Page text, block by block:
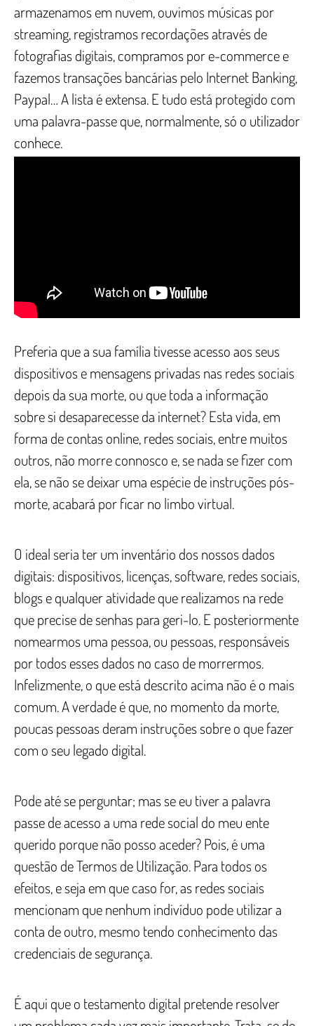
armazenamos em nuvem, ouvimos músicas por
streaming, registramos recordações através de
fotografias digitais, compramos por e-commerce e
fazemos transações bancárias pelo Internet Banking,
Paypal… A lista é extensa. E tudo está protegido com
uma palavra-passe que, normalmente, só o utilizador
conhece.
Preferia que a sua família tivesse acesso aos seus
dispositivos e mensagens privadas nas redes sociais
depois da sua morte, ou que toda a informação
sobre si desaparecesse da internet? Esta vida, em
forma de contas online, redes sociais, entre muitos
outros, não morre connosco e, se nada se fizer com
ela, se não se deixar uma espécie de instruções pós-
morte, acabará por ficar no limbo virtual.
O ideal seria ter um inventário dos nossos dados
digitais: dispositivos, licenças, software, redes sociais,
blogs e qualquer atividade que realizamos na rede
que precise de senhas para geri-lo. E posteriormente
nomearmos uma pessoa, ou pessoas, responsáveis
por todos esses dados no caso de morrermos.
Infelizmente, o que está descrito acima não é o mais
comum. A verdade é que, no momento da morte,
poucas pessoas deram instruções sobre o que fazer
com o seu legado digital.
Pode até se perguntar; mas se eu tiver a palavra
passe de acesso a uma rede social do meu ente
querido porque não posso aceder? Pois, é uma
questão de Termos de Utilização. Para todos os
efeitos, e seja em que caso for, as redes sociais
mencionam que nenhum indivíduo pode utilizar a
conta de outro, mesmo tendo conhecimento das
credenciais de segurança.
É aqui que o testamento digital pretende resolver